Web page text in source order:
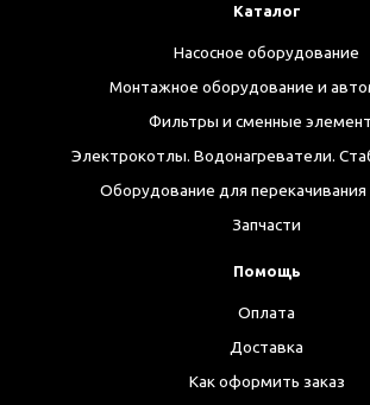
Каталог
Насосное оборудование
Монтажное оборудование и
Фильтры и сменные
Электрокотлы. Водонагреватели.
Оборудование для перекачивания
Запчасти
Помощь
Оплата
Доставка
Как оформить заказ